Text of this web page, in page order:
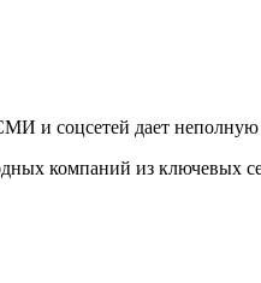
соцсетей дает неполную
компаний из ключевых